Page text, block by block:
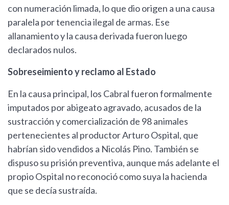
con numeración limada, lo que dio origen a una causa
paralela por tenencia ilegal de armas. Ese
allanamiento y la causa derivada fueron luego
declarados nulos.
Sobreseimiento y reclamo al Estado
En la causa principal, los Cabral fueron formalmente
imputados por abigeato agravado, acusados de la
sustracción y comercialización de 98 animales
pertenecientes al productor Arturo Ospital, que
habrían sido vendidos a Nicolás Pino. También se
dispuso su prisión preventiva, aunque más adelante el
propio Ospital no reconoció como suya la hacienda
que se decía sustraída.